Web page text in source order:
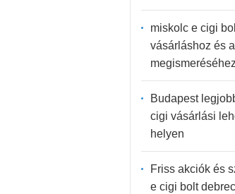
miskolc e cigi
vásárláshoz és
megismeréséhez
Budapest
cigi vásárlási
helyen
Friss akciók és
e cigi bolt